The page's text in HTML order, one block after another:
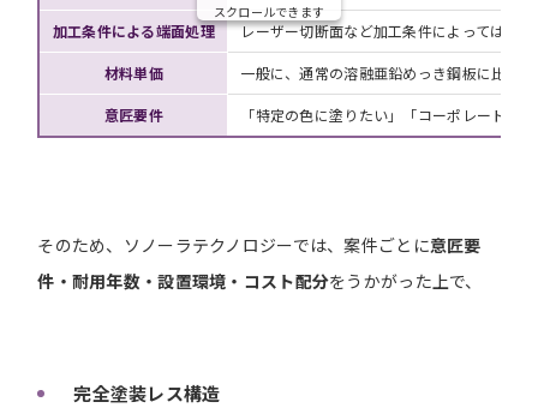
加工条件による端面処理 レーザー切断面など加工条件によっては端
材料単価 一般に、通常の溶融亜鉛めっき鋼板に比べ
意匠要件 「特定の色に塗りたい」「コーポレートカ
スクロールできます
そのため、ソノーラテクノロジーでは、案件ごとに意匠要
件・耐用年数・設置環境・コスト配分をうかがった上で、
完全塗装レス構造